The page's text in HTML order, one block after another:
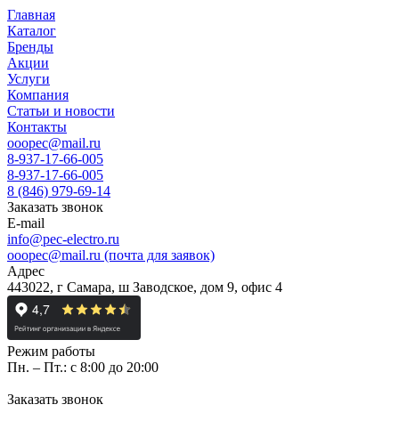
Главная
Каталог
Бренды
Акции
Услуги
Компания
Статьи и новости
Контакты
ooopec@mail.ru
8-937-17-66-005
8-937-17-66-005
8 (846) 979-69-14
Заказать звонок
E-mail
info@pec-electro.ru
ooopec@mail.ru (почта для заявок)
Адрес
443022, г Самара, ш Заводское, дом 9, офис 4
Режим работы
Пн. – Пт.: с 8:00 до 20:00
Заказать звонок